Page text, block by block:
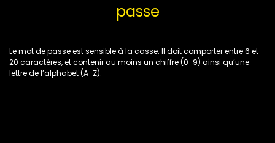
passe
Le mot de passe est sensible à la casse. Il doit comporter entre 6 et
20 caractères, et contenir au moins un chiffre (0-9) ainsi qu’une
lettre de l’alphabet (A-Z).